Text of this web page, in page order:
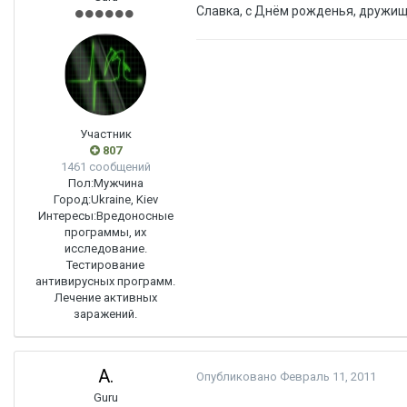
Участник
807
1461 сообщений
Пол:Мужчина
Город:Ukraine, Kiev
Интересы:Вредоносные
программы, их
исследование.
Тестирование
антивирусных программ.
Лечение активных
заражений.
Славка, с Днём рожденья,
A.
Guru
Опубликовано Февраль 11, 2011